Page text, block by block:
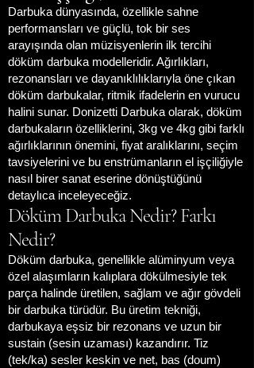
Darbuka dünyasında, özellikle sahne
performansları ve güçlü, tok bir ses
arayışında olan müzisyenlerin ilk tercihi
döküm darbuka modelleridir. Ağırlıkları,
rezonansları ve dayanıklılıklarıyla öne çıkan
döküm darbukalar, ritmik ifadelerin en vurucu
halini sunar. Donizetti Darbuka olarak, döküm
darbukaların özelliklerini, 3kg ve 4kg gibi farklı
ağırlıklarının önemini, fiyat aralıklarını, seçim
tavsiyelerini ve bu enstrümanların el işçiliğiyle
nasıl birer sanat eserine dönüştüğünü
detaylıca inceleyeceğiz.
Döküm Darbuka Nedir? Farkı
Nedir?
Döküm darbuka, genellikle alüminyum veya
özel alaşımların kalıplara dökülmesiyle tek
parça halinde üretilen, sağlam ve ağır gövdeli
bir darbuka türüdür. Bu üretim tekniği,
darbukaya eşsiz bir rezonans ve uzun bir
sustain (sesin uzaması) kazandırır. Tiz
(tek/ka) sesler keskin ve net, bas (doum)